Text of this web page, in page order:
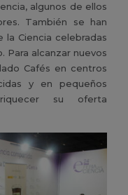
algunos de ellos
También se han
la Ciencia celebradas
Para alcanzar nuevos
Cafés en centros
y en pequeños
su oferta